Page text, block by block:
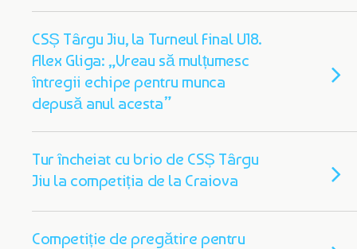
CSȘ Târgu Jiu, la Turneul Final U18.
Alex Gliga: „Vreau să mulțumesc
întregii echipe pentru munca
depusă anul acesta”
Tur încheiat cu brio de CSȘ Târgu
Jiu la competiția de la Craiova
Competiție de pregătire pentru